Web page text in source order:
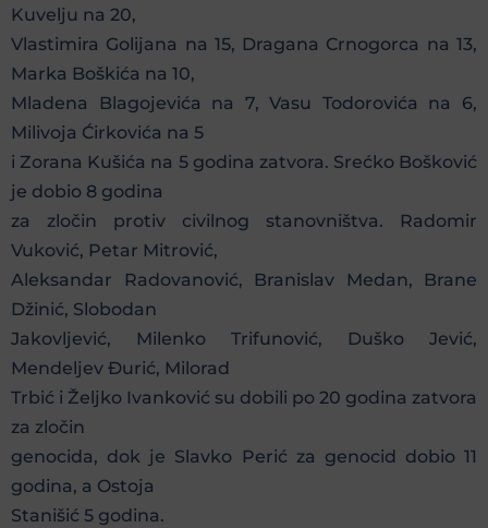
Kuvelju na 20,
Vlastimira Golijana na 15, Dragana Crnogorca na 13,
Marka Boškića na 10,
Mladena Blagojevića na 7, Vasu Todorovića na 6,
Milivoja Ćirkovića na 5
i Zorana Kušića na 5 godina zatvora. Srećko Bošković
je dobio 8 godina
za zločin protiv civilnog stanovništva. Radomir
Vuković, Petar Mitrović,
Aleksandar Radovanović, Branislav Medan, Brane
Džinić, Slobodan
Jakovljević, Milenko Trifunović, Duško Jević,
Mendeljev Đurić, Milorad
Trbić i Željko Ivanković su dobili po 20 godina zatvora
za zločin
genocida, dok je Slavko Perić za genocid dobio 11
godina, a Ostoja
Stanišić 5 godina.